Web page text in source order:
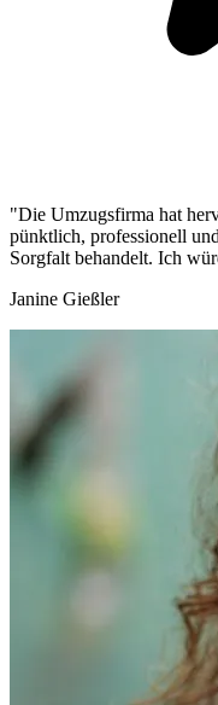
"Die Umzugsfirma hat
pünktlich, professionell
Sorgfalt behandelt. Ich
Janine Gießler